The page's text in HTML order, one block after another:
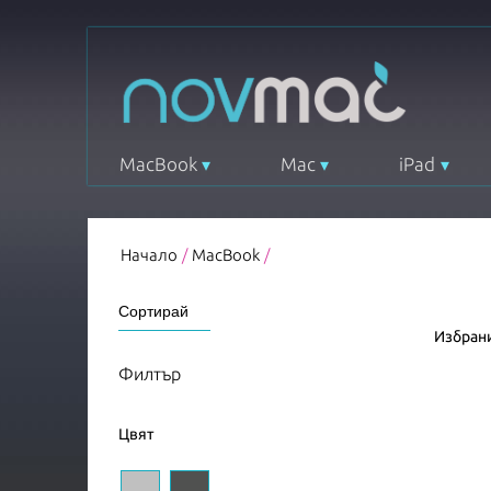
MacBook Mac iPad
Начало / MacBook /
Филтър
Цвят